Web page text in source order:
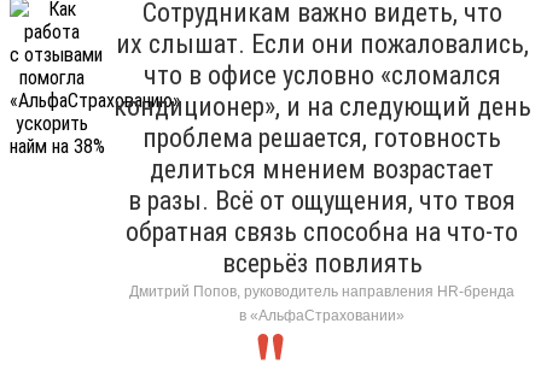
Сотрудникам важно видеть, что
их слышат. Если они пожаловались,
что в офисе условно «сломался
кондиционер», и на следующий день
проблема решается, готовность
делиться мнением возрастает
в разы. Всё от ощущения, что твоя
обратная связь способна на что-то
всерьёз повлиять
Дмитрий Попов, руководитель направления HR-бренда
в «АльфаСтраховании»